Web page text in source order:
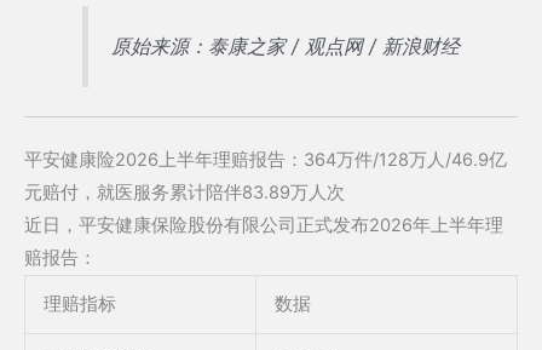
原始来源：泰康之家 / 观点网 / 新浪财经
平安健康险2026上半年理赔报告：364万件/128万人/46.9亿
元赔付，就医服务累计陪伴83.89万人次
近日，平安健康保险股份有限公司正式发布2026年上半年理
赔报告：
理赔指标 数据